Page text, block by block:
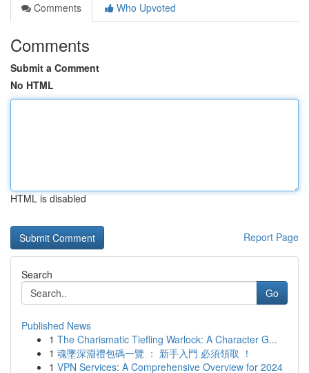
Comments
Who Upvoted
Comments
Submit a Comment
No HTML
HTML is disabled
Report Page
Search
Go
Published News
1 The Charismatic Tiefling Warlock: A Character G...
1 魂墜深淵禮包碼一覽 ： 新手入門 必須領取 ！
1 VPN Services: A Comprehensive Overview for 2024